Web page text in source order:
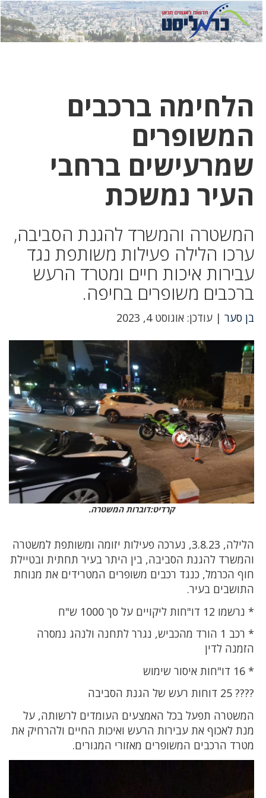
לחץ
כאן
לחץ
כדי
הלחימה ברכבים
המשופרים
שמרעישים ברחבי
העיר נמשכת
המשטרה והמשרד להגנת הסביבה,
ערכו הלילה פעילות משותפת נגד
עבירות איכות חיים ומטרד הרעש
ברכבים משופרים בחיפה.
בן סער | עודכן: אוגוסט 4, 2023
קרדיט:דוברות המשטרה.
הלילה, 3.8.23, נערכה פעילות יזומה ומשותפת למשטרה
והמשרד להגנת הסביבה, בין היתר בעיר תחתית ובטיילת
חוף הכרמל, כנגד רכבים משופרים המטרידים את מנוחת
התושבים בעיר.
* נרשמו 12 דו"חות ליקויים על סך 1000 ש"ח
* רכב 1 הורד מהכביש, נגרר לתחנה ולנהג נמסרה
הזמנה לדין
* 16 דו"חות איסור שימוש
???? 25 דוחות רעש של הגנת הסביבה
המשטרה תפעל בכל האמצעים העומדים לרשותה, על
מנת לאכוף את עבירות הרעש ואיכות החיים ולהרחיק את
מטרד הרכבים המשופרים מאזורי המגורים.